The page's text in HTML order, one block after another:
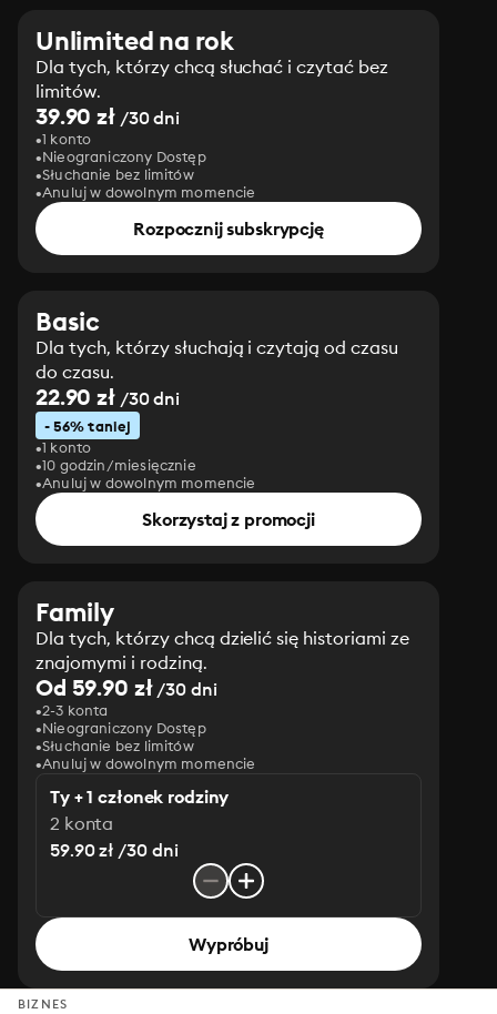
Unlimited na rok
Dla tych, którzy chcą słuchać i czytać bez
limitów.
39.90 zł/30 dni
1 konto
Nieograniczony Dostęp
Słuchanie bez limitów
Anuluj w dowolnym momencie
Rozpocznij subskrypcję
Basic
Dla tych, którzy słuchają i czytają od czasu
do czasu.
22.90 zł/30 dni
- 56% taniej
1 konto
10 godzin/miesięcznie
Anuluj w dowolnym momencie
Skorzystaj z promocji
Family
Dla tych, którzy chcą dzielić się historiami ze
znajomymi i rodziną.
Od 59.90 zł/30 dni
2-3 konta
Nieograniczony Dostęp
Słuchanie bez limitów
Anuluj w dowolnym momencie
Ty + 1 członek rodziny
2 konta
59.90 zł /30 dni
Wypróbuj
BIZNES